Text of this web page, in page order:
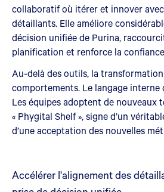
collaboratif où itérer et innover
détaillants. Elle améliore
décision unifiée de Purina,
planification et renforce la
Au-delà des outils, la
comportements. Le langage interne
Les équipes adoptent de nouveaux
« Phygital Shelf », signe d’un
d’une acceptation des nouvelles
Accélérer l'alignement des